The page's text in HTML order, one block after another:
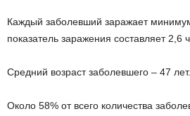
Каждый заболевший заражает
показатель заражения составляет 2,6
Средний возраст заболевшего – 47 лет.
Около 58% от всего количества